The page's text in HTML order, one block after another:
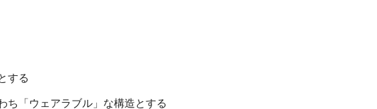
する
ち「ウェアラブル」な構造とする